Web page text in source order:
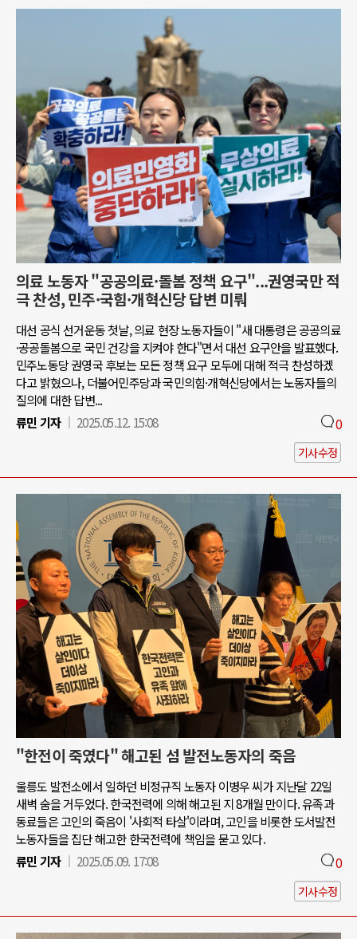
의료 노동자 "공공의료·돌봄 정책 요구"...권영국만 적
극 찬성, 민주·국힘·개혁신당 답변 미뤄
대선 공식 선거운동 첫날, 의료 현장 노동자들이 "새 대통령은 공공의료
·공공돌봄으로 국민 건강을 지켜야 한다"면서 대선 요구안을 발표했다.
민주노동당 권영국 후보는 모든 정책 요구 모두에 대해 적극 찬성하겠
다고 밝혔으나, 더불어민주당과 국민의힘·개혁신당에서는 노동자들의
질의에 대한 답변...
류민 기자
2025.05.12. 15:08 0
기사수정
"한전이 죽였다" 해고된 섬 발전노동자의 죽음
울릉도 발전소에서 일하던 비정규직 노동자 이병우 씨가 지난달 22일
새벽 숨을 거두었다. 한국전력에 의해 해고된 지 8개월 만이다. 유족과
동료들은 고인의 죽음이 '사회적 타살'이라며, 고인을 비롯한 도서발전
노동자들을 집단 해고한 한국전력에 책임을 묻고 있다.
류민 기자
2025.05.09. 17:08 0
기사수정